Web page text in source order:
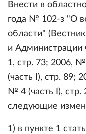
Внести в
года № 102-з "О
области"
и
1, стр. 73; 2006,
(часть I), стр. 89;
№ 4 (часть I), стр.
следующие
1) в пункте 1